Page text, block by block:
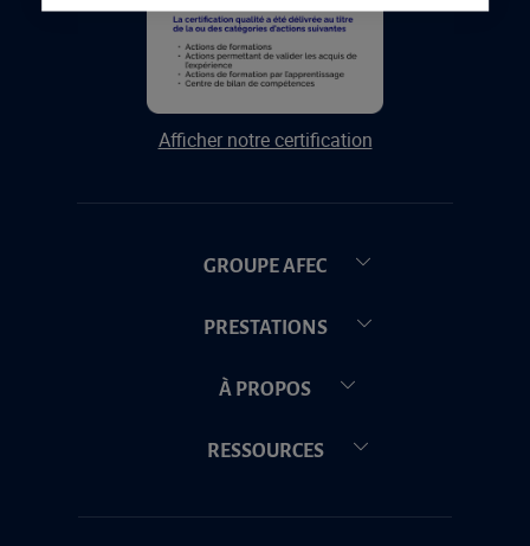
Afficher notre certification
GROUPE AFEC
PRESTATIONS
À PROPOS
RESSOURCES